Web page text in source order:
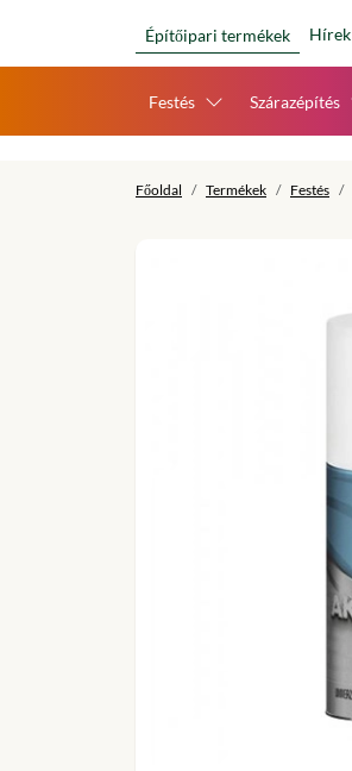
Építőipari termékek Hírek
Festés Szárazépítés
Főoldal Termékek Festés